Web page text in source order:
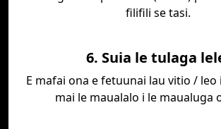
filifili se tasi.
6. Suia le tulaga
E mafai ona e fetuunai lau vitio / leo
mai le maualalo i le maualuga